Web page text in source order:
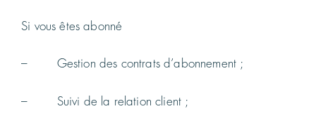
Si vous êtes abonné
– Gestion des contrats d’abonnement ;
– Suivi de la relation client ;